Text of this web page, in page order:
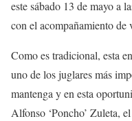
este sábado 13 de mayo a
con el acompañamiento de
Como es tradicional, esta
uno de los juglares más
mantenga y en esta
Alfonso ‘Poncho’ Zuleta,